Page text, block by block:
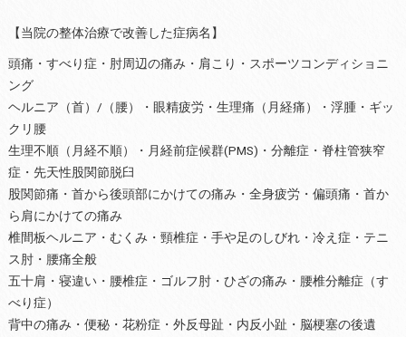
【当院の整体治療で改善した症病名】
頭痛・すべり症・肘周辺の痛み・肩こり・スポーツコンディショニ
ング
ヘルニア（首）/（腰）・眼精疲労・生理痛（月経痛）・浮腫・ギッ
クリ腰
生理不順（月経不順）・月経前症候群(PMS)・分離症・脊柱管狭窄
症・先天性股関節脱臼
股関節痛・首から後頭部にかけての痛み・全身疲労・偏頭痛・首か
ら肩にかけての痛み
椎間板ヘルニア・むくみ・頸椎症・手や足のしびれ・冷え症・テニ
ス肘・腰痛全般
五十肩・寝違い・腰椎症・ゴルフ肘・ひざの痛み・腰椎分離症（す
べり症）
背中の痛み・便秘・花粉症・外反母趾・内反小趾・脳梗塞の後遺